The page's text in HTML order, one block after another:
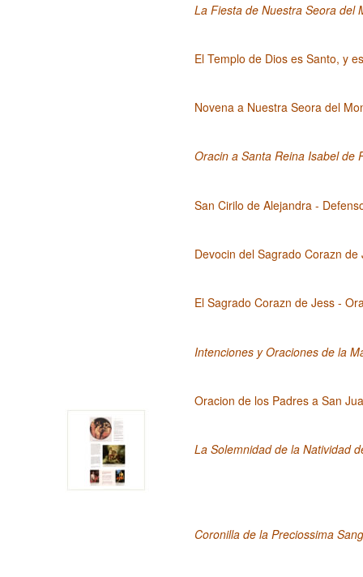
La Fiesta de Nuestra Seora del
El Templo de Dios es Santo, y
Novena a Nuestra Seora del
Oracin a Santa Reina Isabel de
San Cirilo de Alejandra -
Devocin del Sagrado Corazn de
El Sagrado Corazn de Jess -
Intenciones y Oraciones de la
Oracion de los Padres a San
La Solemnidad de la Natividad
Coronilla de la Preciossima